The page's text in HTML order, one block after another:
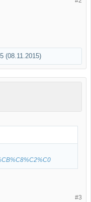
(08.11.2015)
#3